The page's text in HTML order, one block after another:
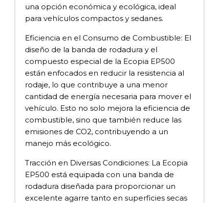
una opción económica y ecológica, ideal
para vehículos compactos y sedanes.
Eficiencia en el Consumo de Combustible: El
diseño de la banda de rodadura y el
compuesto especial de la Ecopia EP500
están enfocados en reducir la resistencia al
rodaje, lo que contribuye a una menor
cantidad de energía necesaria para mover el
vehículo. Esto no solo mejora la eficiencia de
combustible, sino que también reduce las
emisiones de CO2, contribuyendo a un
manejo más ecológico.
Tracción en Diversas Condiciones: La Ecopia
EP500 está equipada con una banda de
rodadura diseñada para proporcionar un
excelente agarre tanto en superficies secas